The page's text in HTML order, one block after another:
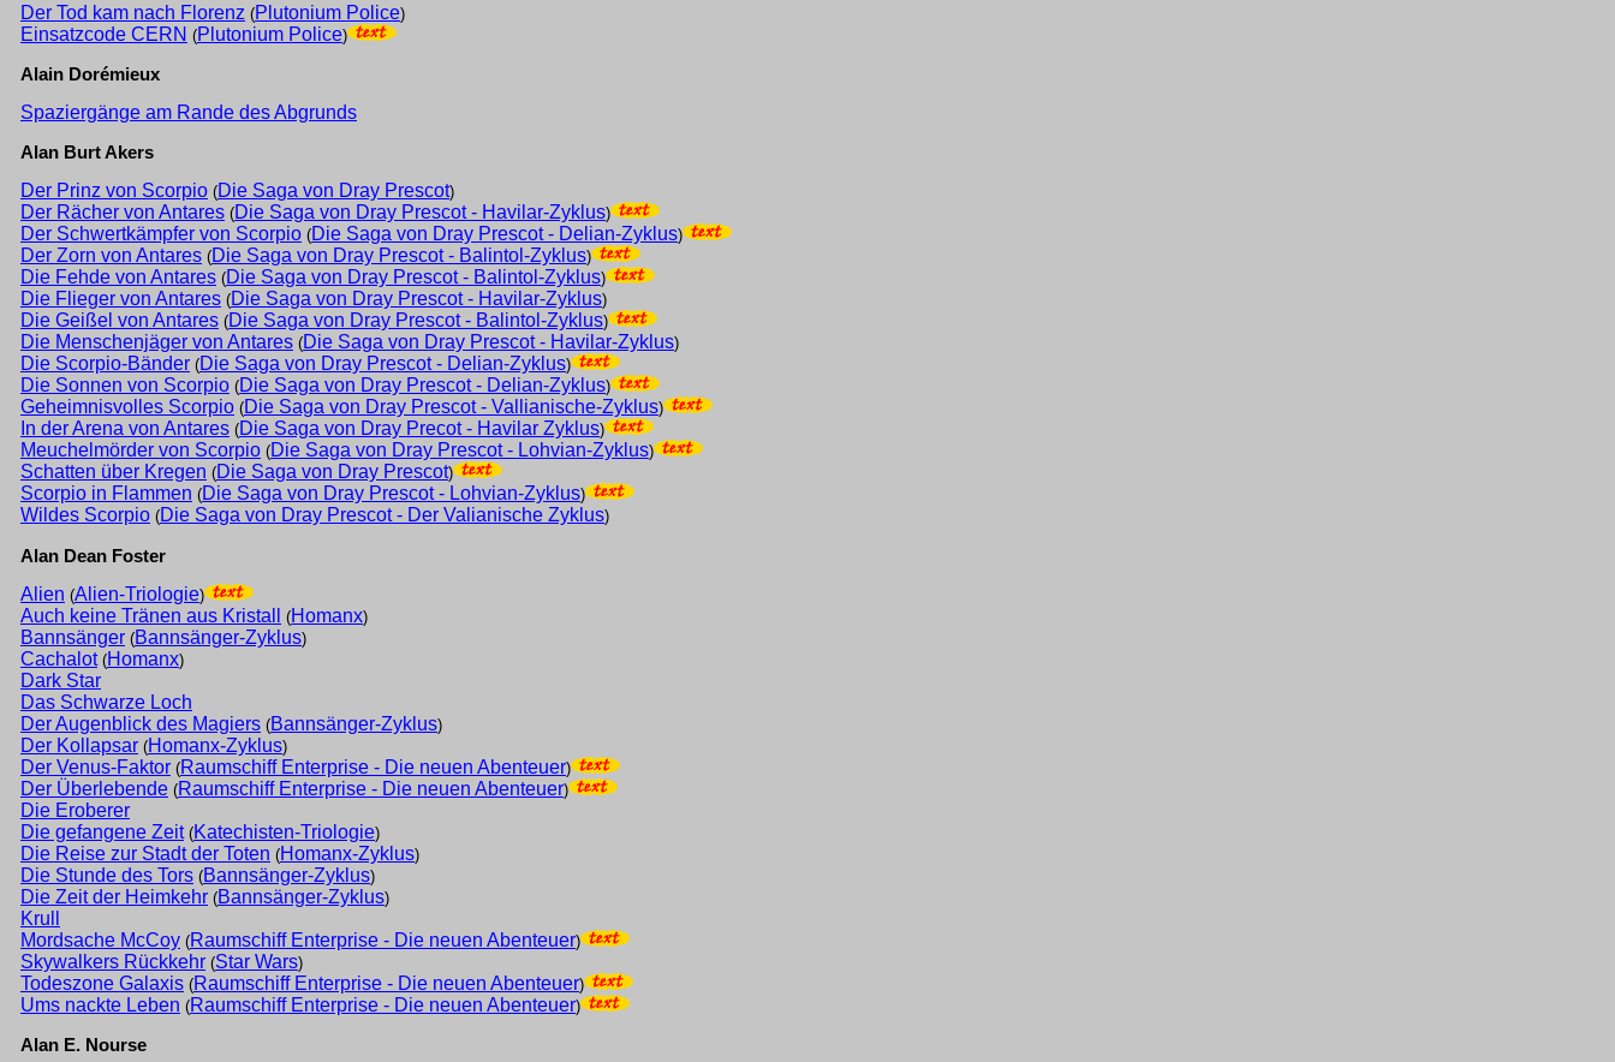
Der Tod kam nach Florenz (Plutonium Police)
Einsatzcode CERN (Plutonium Police)
Alain Dorémieux
Spaziergänge am Rande des Abgrunds
Alan Burt Akers
Der Prinz von Scorpio (Die Saga von Dray Prescot)
Der Rächer von Antares (Die Saga von Dray Prescot - Havilar-Zyklus)
Der Schwertkämpfer von Scorpio (Die Saga von Dray Prescot - Delian-Zyklus)
Der Zorn von Antares (Die Saga von Dray Prescot - Balintol-Zyklus)
Die Fehde von Antares (Die Saga von Dray Prescot - Balintol-Zyklus)
Die Flieger von Antares (Die Saga von Dray Prescot - Havilar-Zyklus)
Die Geißel von Antares (Die Saga von Dray Prescot - Balintol-Zyklus)
Die Menschenjäger von Antares (Die Saga von Dray Prescot - Havilar-Zyklus)
Die Scorpio-Bänder (Die Saga von Dray Prescot - Delian-Zyklus)
Die Sonnen von Scorpio (Die Saga von Dray Prescot - Delian-Zyklus)
Geheimnisvolles Scorpio (Die Saga von Dray Prescot - Vallianische-Zyklus)
In der Arena von Antares (Die Saga von Dray Precot - Havilar Zyklus)
Meuchelmörder von Scorpio (Die Saga von Dray Prescot - Lohvian-Zyklus)
Schatten über Kregen (Die Saga von Dray Prescot)
Scorpio in Flammen (Die Saga von Dray Prescot - Lohvian-Zyklus)
Wildes Scorpio (Die Saga von Dray Prescot - Der Valianische Zyklus)
Alan Dean Foster
Alien (Alien-Triologie)
Auch keine Tränen aus Kristall (Homanx)
Bannsänger (Bannsänger-Zyklus)
Cachalot(Homanx)
Dark Star
Das Schwarze Loch
Der Augenblick des Magiers (Bannsänger-Zyklus)
Der Kollapsar (Homanx-Zyklus)
Der Venus-Faktor (Raumschiff Enterprise - Die neuen Abenteuer)
Der Überlebende (Raumschiff Enterprise - Die neuen Abenteuer)
Die Eroberer
Die gefangene Zeit(Katechisten-Triologie)
Die Reise zur Stadt der Toten (Homanx-Zyklus)
Die Stunde des Tors (Bannsänger-Zyklus)
Die Zeit der Heimkehr (Bannsänger-Zyklus)
Krull
Mordsache McCoy (Raumschiff Enterprise - Die neuen Abenteuer)
Skywalkers Rückkehr (Star Wars)
Todeszone Galaxis (Raumschiff Enterprise - Die neuen Abenteuer)
Ums nackte Leben (Raumschiff Enterprise - Die neuen Abenteuer)
Alan E. Nourse